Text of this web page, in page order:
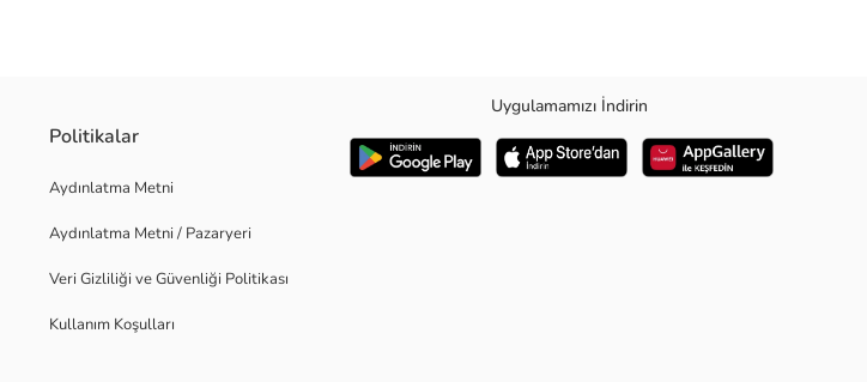
Politikalar
Aydınlatma Metni
Aydınlatma Metni / Pazaryeri
Veri Gizliliği ve Güvenliği Politikası
Kullanım Koşulları
Uygulamamızı İndirin